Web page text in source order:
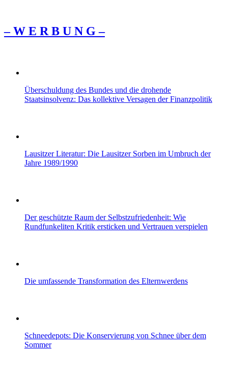
– W Ε R Β U Ν G –
Überschuldung des Bundes und die drohende
Staatsinsolvenz: Das kollektive Versagen der Finanzpolitik
Lausitzer Literatur: Die Lausitzer Sorben im Umbruch der
Jahre 1989/1990
Der geschützte Raum der Selbstzufriedenheit: Wie
Rundfunkeliten Kritik ersticken und Vertrauen verspielen
Die umfassende Transformation des Elternwerdens
Schneedepots: Die Konservierung von Schnee über dem
Sommer